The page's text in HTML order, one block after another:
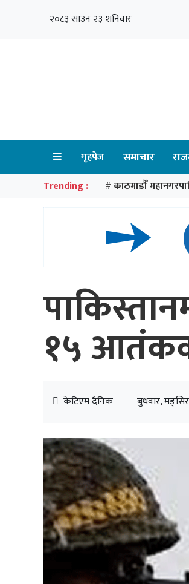
२०८३ साउन २३ शनिवार
गृहपेज समाचार
Trending : # काठमाडौँ
१५
केटिएम दैनिक बुधवार,